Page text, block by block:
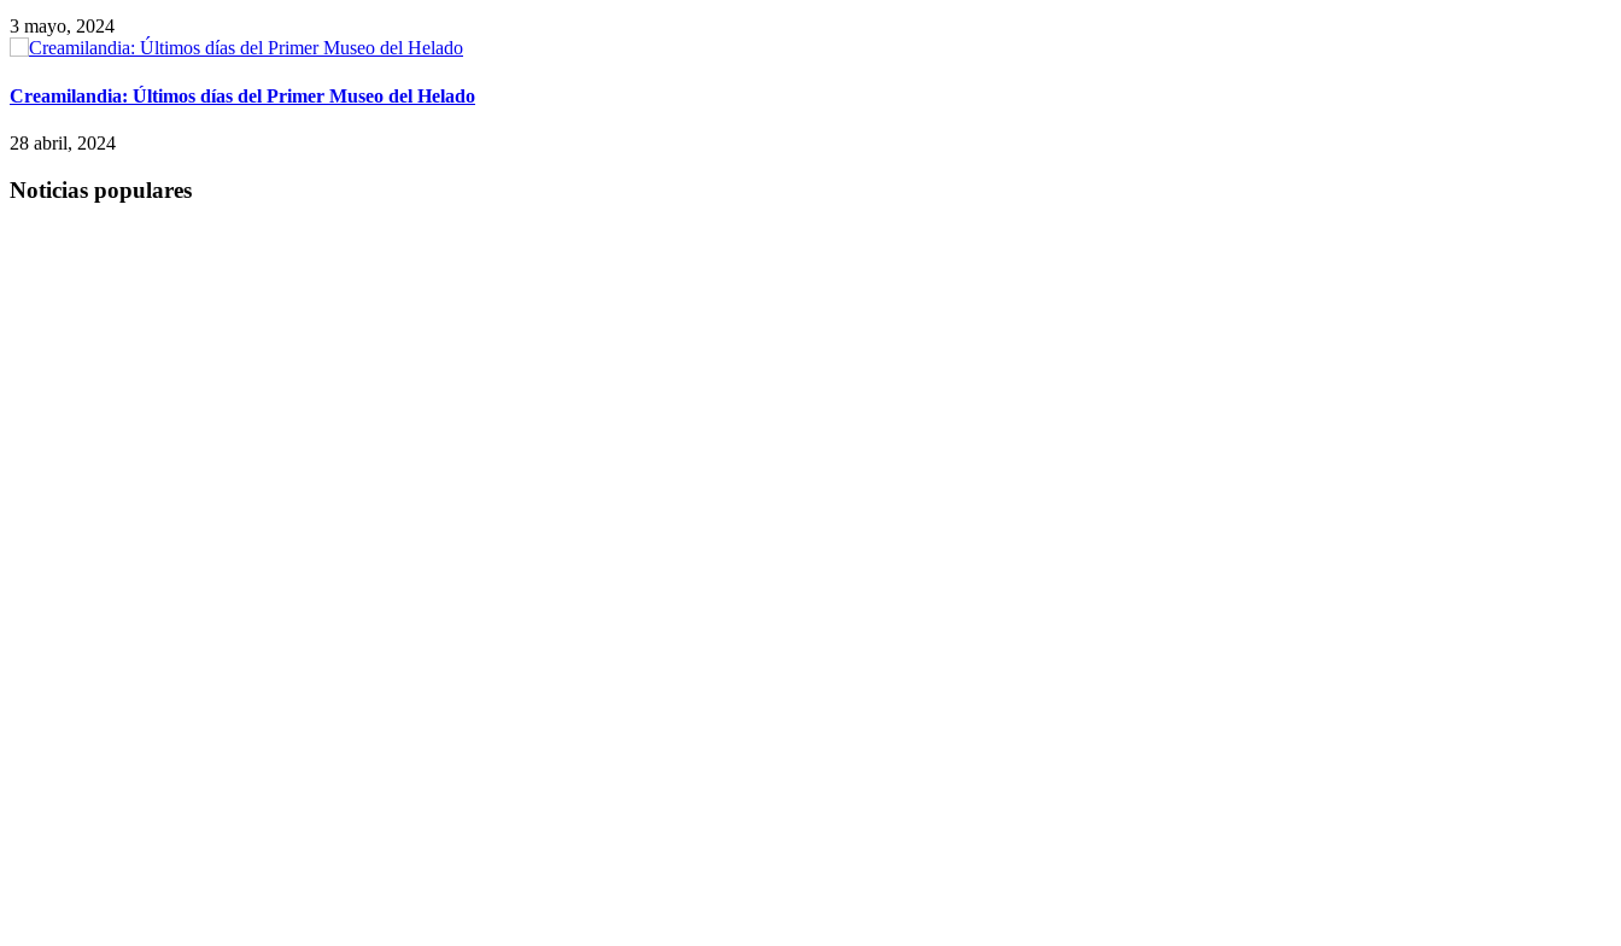
3 mayo, 2024
Creamilandia: Últimos días del Primer Museo del Helado
28 abril, 2024
Noticias populares